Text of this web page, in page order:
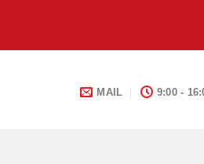
content
MAIL 9:00 -